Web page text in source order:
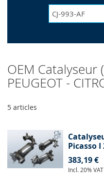
OEM Catalyseur
PEUGEOT -
5 articles
Picasso I
383,19 €
Incl. 20% VAT